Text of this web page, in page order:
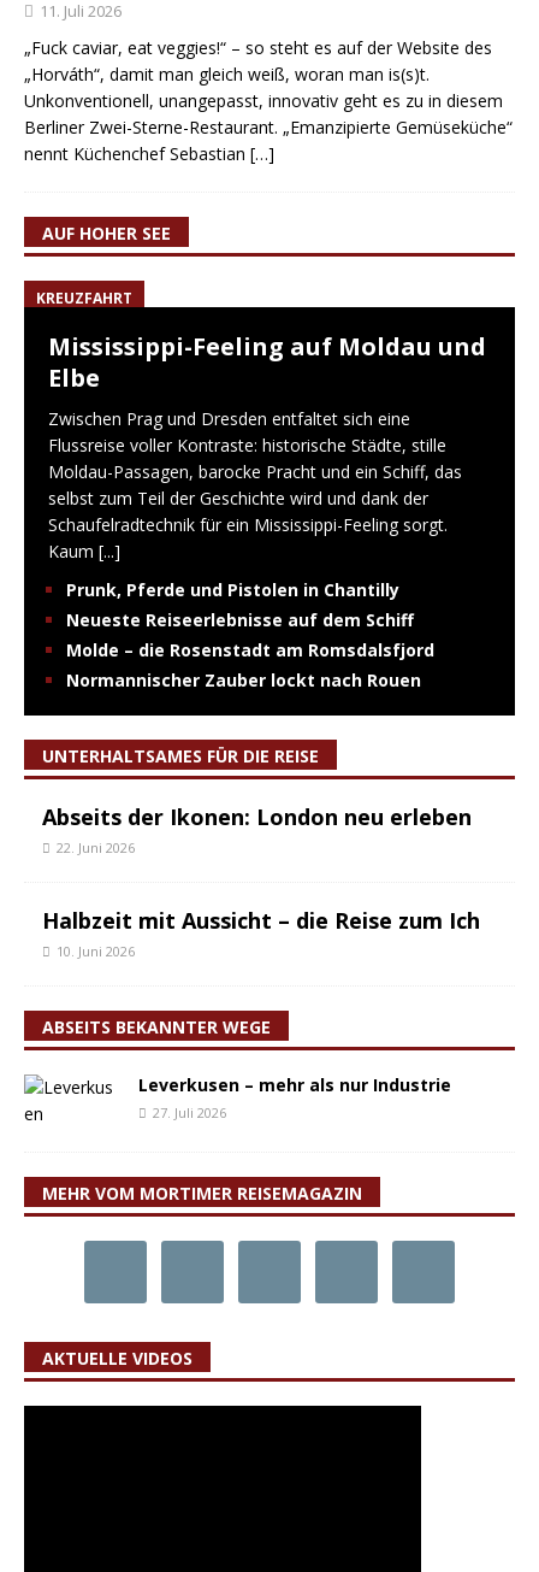
11. Juli 2026
„Fuck caviar, eat veggies!“ – so steht es auf der Website des
„Horváth“, damit man gleich weiß, woran man is(s)t.
Unkonventionell, unangepasst, innovativ geht es zu in diesem
Berliner Zwei-Sterne-Restaurant. „Emanzipierte Gemüseküche“
nennt Küchenchef Sebastian […]
AUF HOHER SEE
KREUZFAHRT
Mississippi-Feeling auf Moldau und
Elbe
Zwischen Prag und Dresden entfaltet sich eine
Flussreise voller Kontraste: historische Städte, stille
Moldau-Passagen, barocke Pracht und ein Schiff, das
selbst zum Teil der Geschichte wird und dank der
Schaufelradtechnik für ein Mississippi-Feeling sorgt.
Kaum [...]
Prunk, Pferde und Pistolen in Chantilly
Neueste Reiseerlebnisse auf dem Schiff
Molde – die Rosenstadt am Romsdalsfjord
Normannischer Zauber lockt nach Rouen
UNTERHALTSAMES FÜR DIE REISE
Abseits der Ikonen: London neu erleben
22. Juni 2026
Halbzeit mit Aussicht – die Reise zum Ich
10. Juni 2026
ABSEITS BEKANNTER WEGE
Leverkusen – mehr als nur Industrie
27. Juli 2026
MEHR VOM MORTIMER REISEMAGAZIN
AKTUELLE VIDEOS